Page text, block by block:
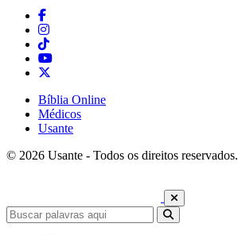
Bíblia Online
Médicos
Usante
© 2026 Usante - Todos os direitos reservados.